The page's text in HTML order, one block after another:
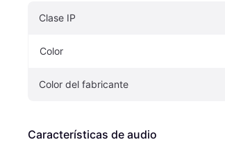
Clase IP
Color
Color del fabricante
Características de audio